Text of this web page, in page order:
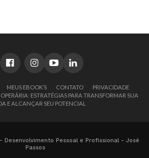
MEUS EBOOK’S CONTATO
PRIVACIDADE
ESTRATÉGIAS PARA TRANSFORMAR SUA
E ALCANÇAR SEU POTENCIAL
Desenvolvimento Pessoal e Profissional - José
Passos